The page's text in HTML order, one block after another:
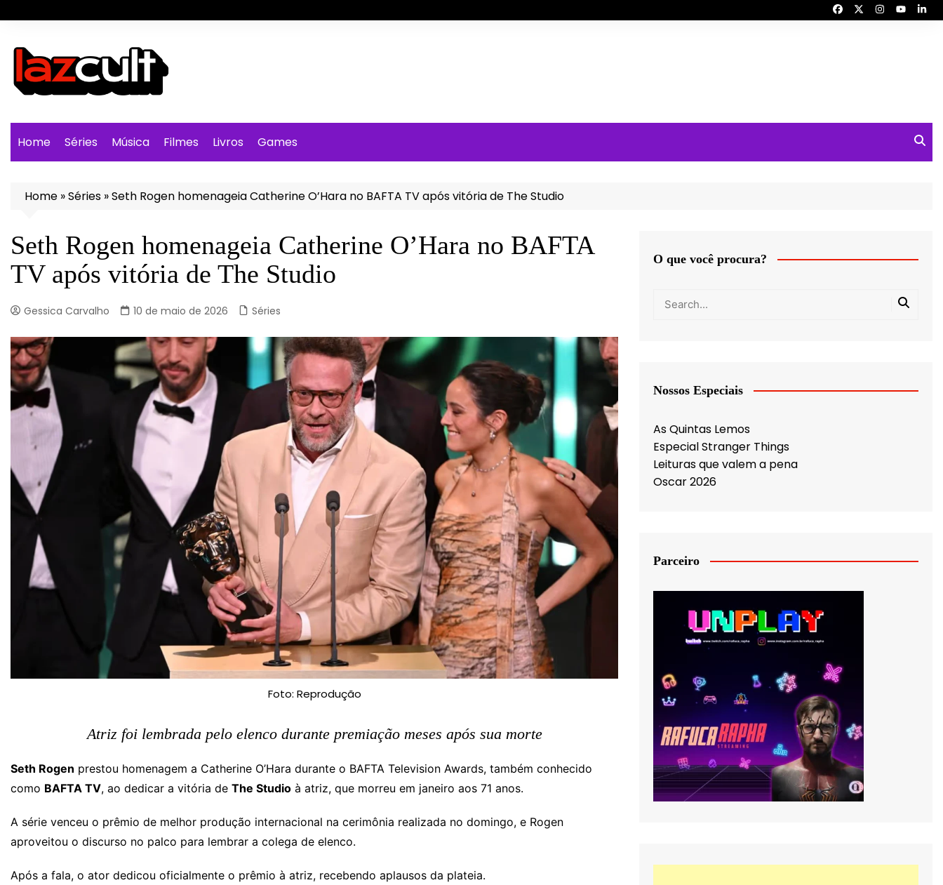
para
conteúdo
Home Séries Música Filmes Livros Games
Home »Séries »Seth Rogen homenageia Catherine O’Hara no BAFTA TV após vitória de The Studio
Seth Rogen homenageia Catherine O’Hara no BAFTA
TV após vitória de The Studio
Gessica Carvalho 10 de maio de 2026 Séries
Foto: Reprodução
Atriz foi lembrada pelo elenco durante premiação meses após sua morte
Seth Rogen prestou homenagem a Catherine O’Hara durante o BAFTA Television Awards, também conhecido
como BAFTA TV, ao dedicar a vitória de The Studio à atriz, que morreu em janeiro aos 71 anos.
A série venceu o prêmio de melhor produção internacional na cerimônia realizada no domingo, e Rogen
aproveitou o discurso no palco para lembrar a colega de elenco.
Após a fala, o ator dedicou oficialmente o prêmio à atriz, recebendo aplausos da plateia.
O que você procura?
Nossos Especiais
As Quintas Lemos
Especial Stranger Things
Leituras que valem a pena
Oscar 2026
Parceiro